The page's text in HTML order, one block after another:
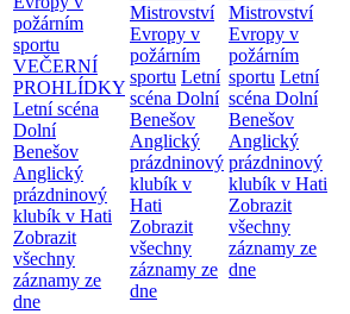
požárním
sportu
VEČERNÍ
PROHLÍDKY
Letní scéna
Dolní
Benešov
Anglický
prázdninový
klubík v Hati
Zobrazit
všechny
záznamy ze
dne
Mistrovství
Evropy v
požárním
sportu Letní
scéna Dolní
Benešov
Anglický
prázdninový
klubík v
Hati
Zobrazit
všechny
záznamy ze
dne
Mistrovství
Evropy v
požárním
sportu Letní
scéna Dolní
Benešov
Anglický
prázdninový
klubík v Hati
Zobrazit
všechny
záznamy ze
dne